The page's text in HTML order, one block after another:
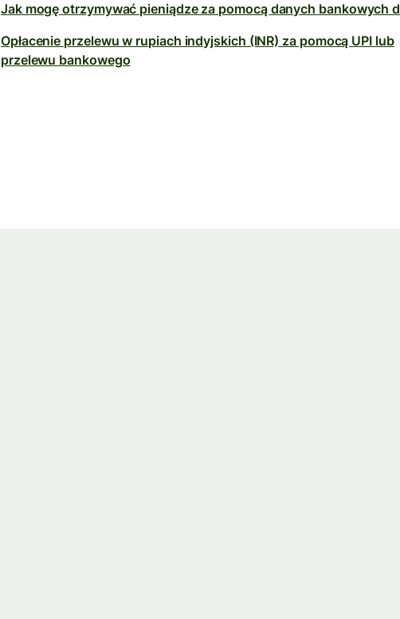
Jak mogę otrzymywać pieniądze za pomocą danych bankowych
Opłacenie przelewu w rupiach indyjskich (INR) za pomocą UPI lub
przelewu bankowego